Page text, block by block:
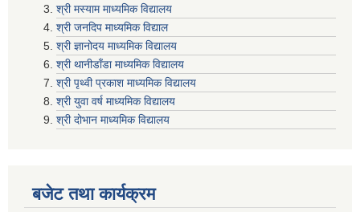
श्री मस्याम माध्यमिक विद्यालय
श्री जनदिप माध्यमिक विद्याल
श्री ज्ञानोदय माध्यमिक विद्यालय
श्री थानीडाँडा माध्यमिक विद्यालय
श्री पृथ्वी प्रकाश माध्यमिक विद्यालय
श्री युवा वर्ष माध्यमिक विद्यालय
श्री दोभान माध्यमिक विद्यालय
बजेट तथा कार्यक्रम